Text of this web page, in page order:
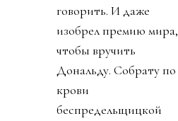
говорить. И даже
изобрел премию мира,
чтобы вручить
Дональду. Собрату по
крови
беспредельщицкой